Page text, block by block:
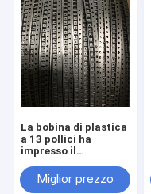
La bobina di plastica
a 13 pollici ha
impresso il
nastro 10E5-10E10
personalizza la
Miglior prezzo